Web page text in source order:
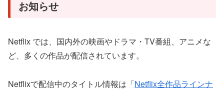
お知らせ
Netflix では、国内外の映画やドラマ・TV番組、アニメな
ど、多くの作品が配信されています。
Netflixで配信中のタイトル情報は「Netflix全作品ラインナ